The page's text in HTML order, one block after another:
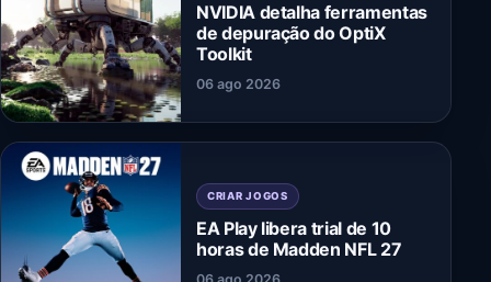
NVIDIA detalha ferramentas
de depuração do OptiX
Toolkit
06 ago 2026
CRIAR JOGOS
EA Play libera trial de 10
horas de Madden NFL 27